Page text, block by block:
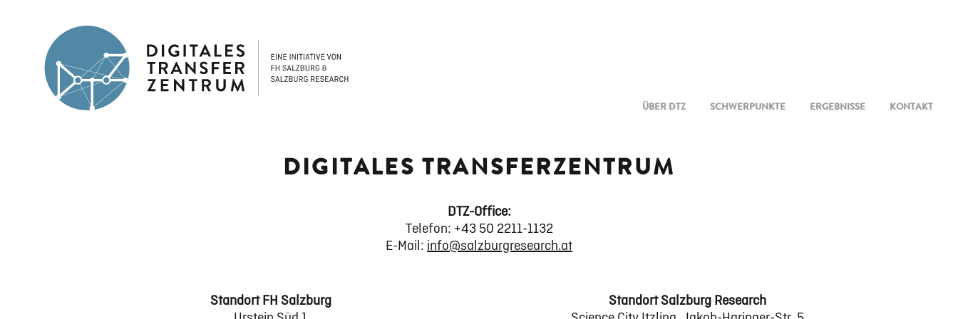
ÜBER DTZ SCHWERPUNKTE ERGEBNISSE KONTAKT
DIGITALES TRANSFERZENTRUM
DTZ-Office:
Telefon: +43 50 2211-1132
E-Mail: info@salzburgresearch.at
Standort FH Salzburg
Standort Salzburg Research